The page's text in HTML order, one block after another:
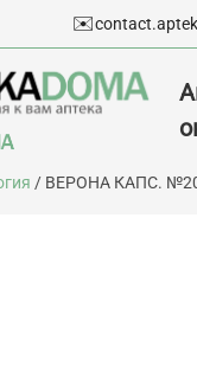
✉️
/ ВЕРОНА КАПС. №20